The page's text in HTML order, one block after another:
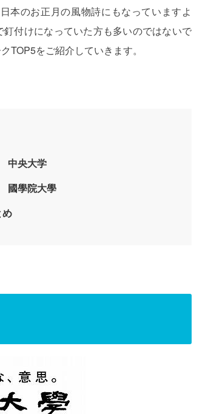
本のお正月の風物詩にもなっていますよ
付けになっていた方も多いのではないで
TOP5をご紹介していきます。
中央大学
國學院大學
め